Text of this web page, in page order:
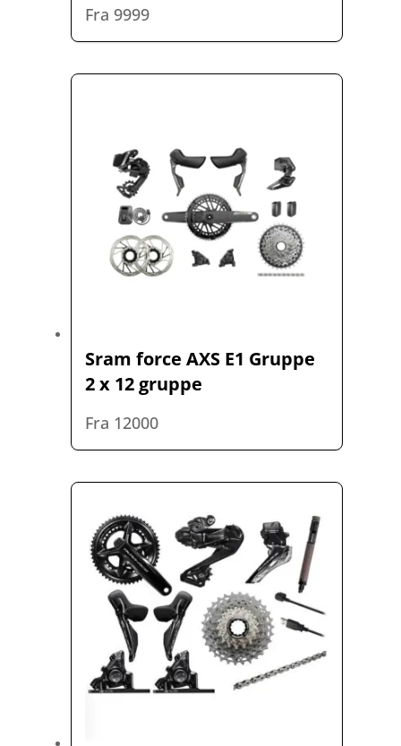
Fra 9999
Sram force AXS E1 Gruppe
2 x 12 gruppe
Fra 12000